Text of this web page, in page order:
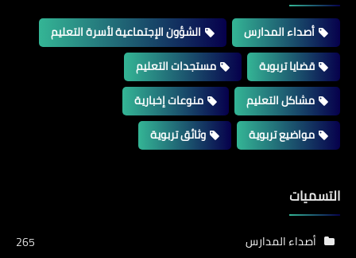
أصداء المدارس
الشؤون الإجتماعية لأسرة التعليم
قضايا تربوية
مستجدات التعليم
مشاكل التعليم
منوعات إخبارية
مواضيع تربوية
وثائق تربوية
التسميات
أصداء المدارس
265